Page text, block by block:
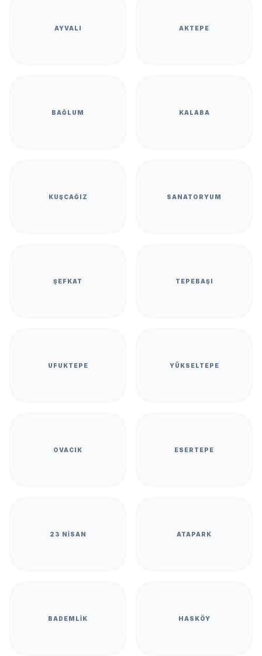
AYVALI AKTEPE
BAĞLUM KALABA
KUŞCAĞIZ SANATORYUM
ŞEFKAT TEPEBAŞI
UFUKTEPE YÜKSELTEPE
OVACIK ESERTEPE
23 NISAN ATAPARK
BADEMLIK HASKÖY